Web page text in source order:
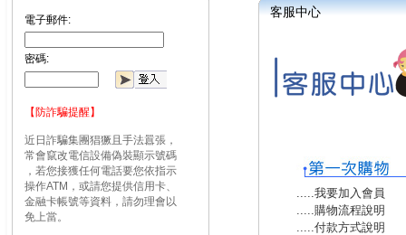
電子郵件:
密碼:
【防詐騙提醒】
近日詐騙集團猖獗且手法囂張，
常會竄改電信設備偽裝顯示號碼
，若您接獲任何電話要您依指示
操作ATM，或請您提供信用卡、
金融卡帳號等資料，請勿理會以
免上當。
客服中心
.....我要加入會員
.....購物流程說明
.....付款方式說明